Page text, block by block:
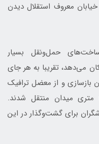
معروف استقلال دیدن
حمل‌ونقل بسیار
می‌دهد، تقریبا به هر جای
بازسازی و از معضل ترافیک
خلاص شد و تمام ایستگاه‌ها به ۱۰۰ متری میدان منتقل شدند.
برای گشت‌وگذار در این